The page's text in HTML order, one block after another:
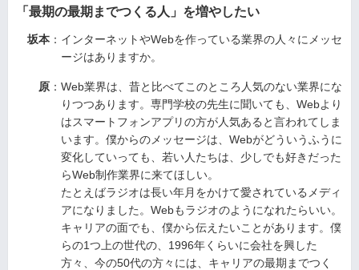
「最期の最期までつくる人」を増やしたい
坂本 ：インターネットやWebを作っている業界の人々にメッセ
ージはありますか。
原 ：Web業界は、昔と比べてこのところ人気のない業界にな
りつつあります。専門学校の先生に聞いても、Webより
はスマートフォンアプリの方が人気あると言われてしま
います。僕からのメッセージは、Webがどういうふうに
変化していっても、若い人たちは、少しでも好きだった
らWeb制作業界に来てほしい。
たとえばラジオは長い年月をかけて愛されているメディ
アになりました。Webもラジオのようになれたらいい。
キャリアの面でも、僕から伝えたいことがあります。僕
らの1つ上の世代の、1996年くらいに会社を興した
方々、今の50代の方々には、キャリアの最期までつく